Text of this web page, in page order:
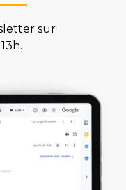
sur